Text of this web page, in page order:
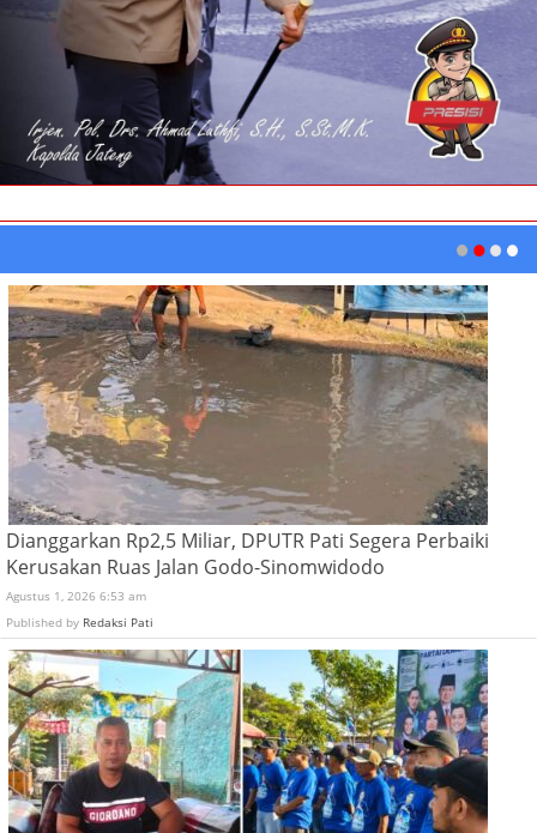
Dianggarkan Rp2,5 Miliar, DPUTR Pati Segera Perbaiki
Kerusakan Ruas Jalan Godo-Sinomwidodo
Agustus 1, 2026 6:53 am
Published by Redaksi Pati